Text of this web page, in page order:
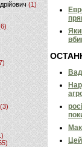
(1)